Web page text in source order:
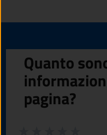
Quanto
pagina?